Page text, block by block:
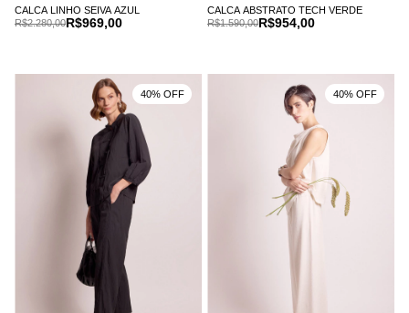
CALCA LINHO SEIVA AZUL
R$969,00
R$2.280,00
CALCA ABSTRATO TECH VERDE
R$954,00
R$1.590,00
40% OFF 40% OFF